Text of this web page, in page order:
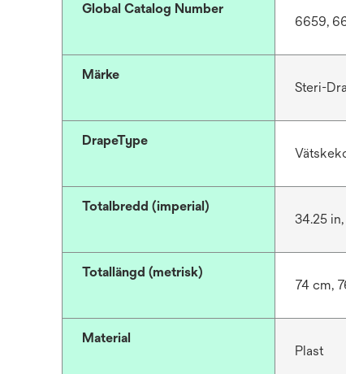
Global Catalog Number
6659,
Märke
Steri-
DrapeType
Totalbredd (imperial)
34.25
Totallängd (metrisk)
74 cm,
Material
Plast